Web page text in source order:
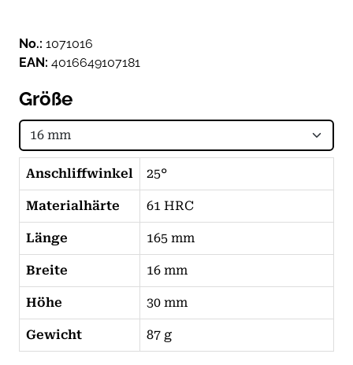
Klingen aus hoch-kohlenstoffhaltigem
Werkzeugstahl, Rotbuchenheft
Werksseitiger Anschliffwinkel: 25 ° - für
weiches bis mittelhartes Holz
No.: 1071016
EAN: 4016649107181
Größe
Anschliffwinkel 25°
Materialhärte 61 HRC
Länge 165 mm
Breite 16 mm
Höhe 30 mm
Gewicht 87 g